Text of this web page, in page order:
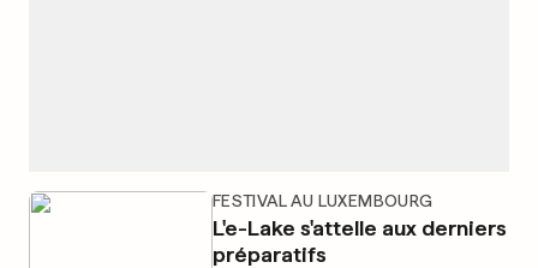
FESTIVAL AU LUXEMBOURG
L'e-Lake s'attelle aux derniers
préparatifs